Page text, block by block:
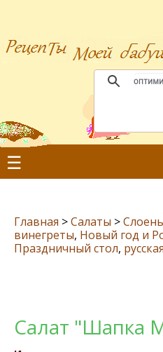
☰
Главная >Салаты >
винегреты, Новый год и
Праздничный стол,
Салат "Шапка